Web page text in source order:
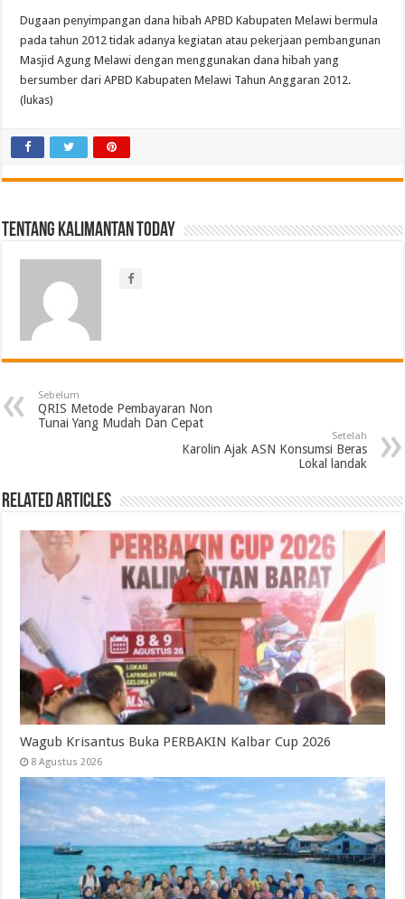
Dugaan penyimpangan dana hibah APBD Kabupaten Melawi bermula
pada tahun 2012 tidak adanya kegiatan atau pekerjaan pembangunan
Masjid Agung Melawi dengan menggunakan dana hibah yang
bersumber dari APBD Kabupaten Melawi Tahun Anggaran 2012.
(lukas)
Tentang Kalimantan Today
Sebelum
QRIS Metode Pembayaran Non
Tunai Yang Mudah Dan Cepat
Setelah
Karolin Ajak ASN Konsumsi Beras
Lokal landak
Related Articles
Wagub Krisantus Buka PERBAKIN Kalbar Cup 2026
8 Agustus 2026